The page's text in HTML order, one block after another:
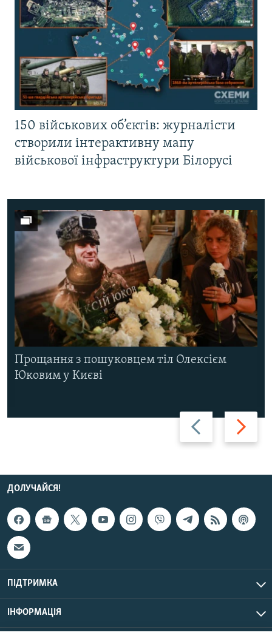
150 військових об’єктів: журналісти
створили інтерактивну мапу
військової інфраструктури Білорусі
Назад Вперед
Прощання з пошуковцем тіл Олексієм
Юковим у Києві
ДОЛУЧАЙСЯ!
ПІДТРИМКА
ІНФОРМАЦІЯ